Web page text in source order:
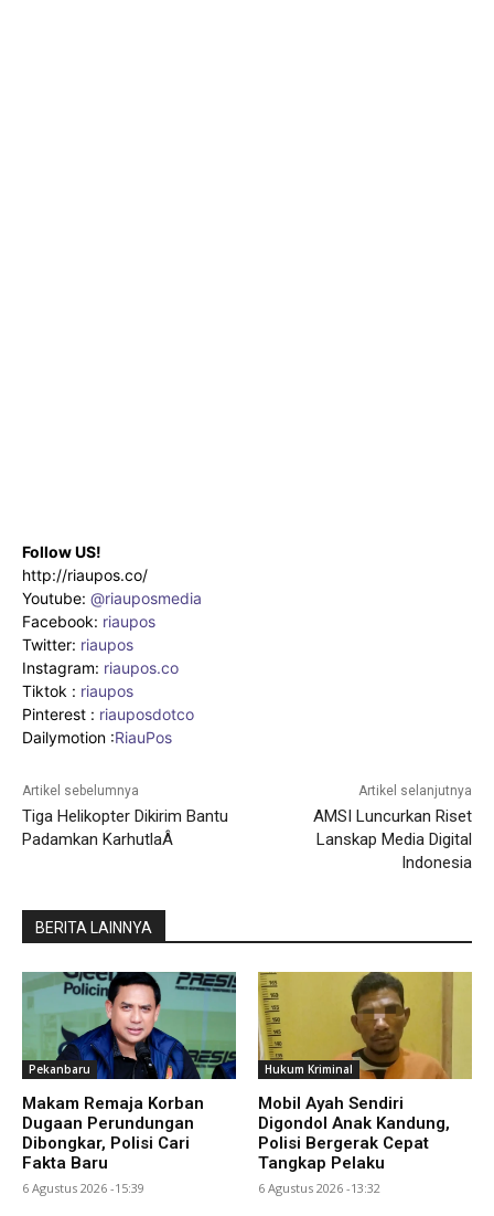
Follow US!
http://riaupos.co/
Youtube: @riauposmedia
Facebook: riaupos
Twitter: riaupos
Instagram: riaupos.co
Tiktok : riaupos
Pinterest : riauposdotco
Dailymotion :RiauPos
Artikel sebelumnya
Tiga Helikopter Dikirim Bantu
Padamkan KarhutlaÂ
Artikel selanjutnya
AMSI Luncurkan Riset
Lanskap Media Digital
Indonesia
BERITA LAINNYA
Pekanbaru
Makam Remaja Korban
Dugaan Perundungan
Dibongkar, Polisi Cari
Fakta Baru
6 Agustus 2026 -15:39
Hukum Kriminal
Mobil Ayah Sendiri
Digondol Anak Kandung,
Polisi Bergerak Cepat
Tangkap Pelaku
6 Agustus 2026 -13:32